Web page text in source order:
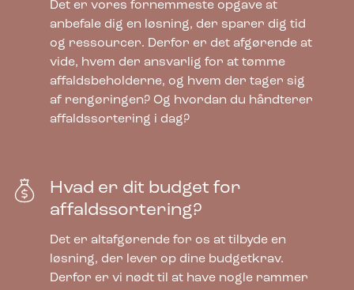
ekskl. moms
Det er vores fornemmeste opgave at
anbefale dig en løsning, der sparer dig tid
og ressourcer. Derfor er det afgørende at
vide, hvem der ansvarlig for at tømme
affaldsbeholderne, og hvem der tager sig
af rengøringen? Og hvordan du håndterer
affaldssortering i dag?
Hvad er dit budget for
affaldssortering?
Det er altafgørende for os at tilbyde en
løsning, der lever op dine budgetkrav.
Derfor er vi nødt til at have nogle rammer